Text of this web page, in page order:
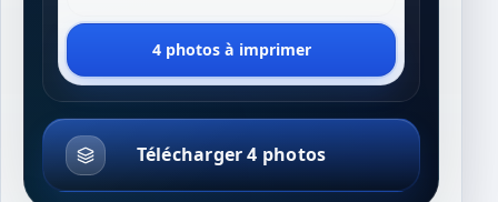
4 photos à imprimer
Télécharger 4 photos